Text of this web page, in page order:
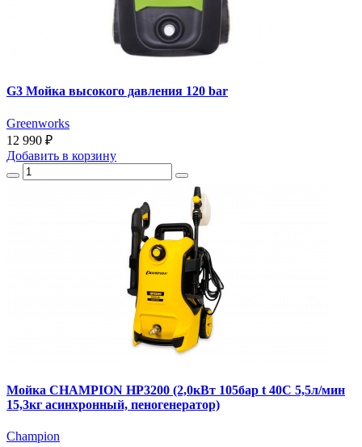
G3 Мойка высокого давления 120 bar
Greenworks
12 990 ₽
Добавить в корзину
Мойка CHAMPION HP3200 (2,0кВт 105бар t 40С 5,5л/мин
15,3кг асинхронный, пеногенератор)
Champion